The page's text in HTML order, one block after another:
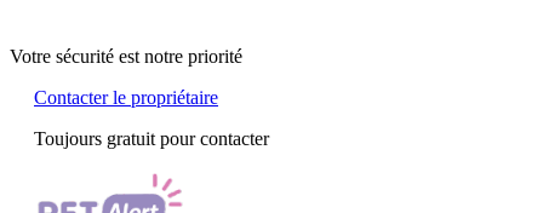
Votre sécurité est notre priorité
Contacter le propriétaire
Toujours gratuit pour contacter